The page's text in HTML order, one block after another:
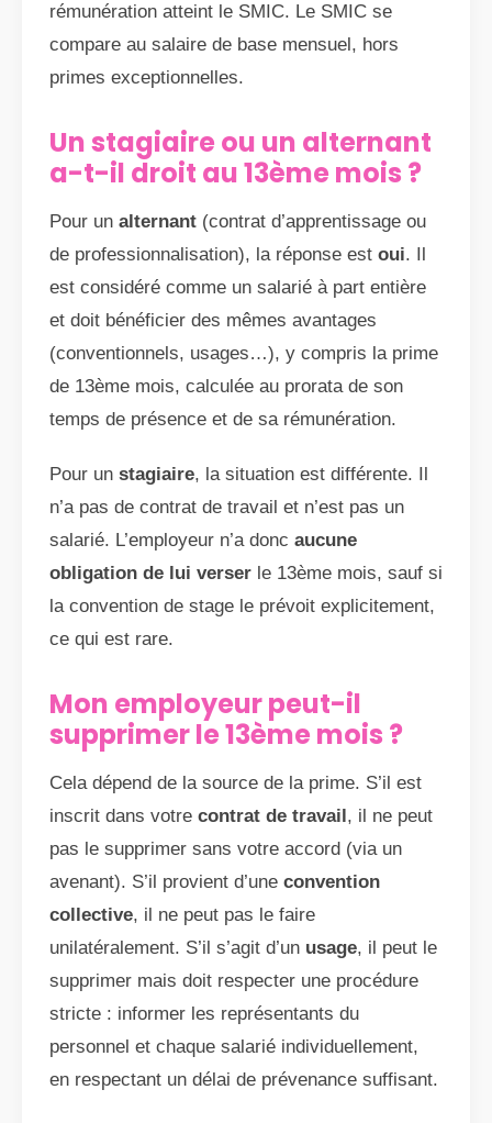
rémunération atteint le SMIC. Le SMIC se
compare au salaire de base mensuel, hors
primes exceptionnelles.
Un stagiaire ou un alternant
a-t-il droit au 13ème mois ?
Pour un alternant (contrat d’apprentissage ou
de professionnalisation), la réponse est oui. Il
est considéré comme un salarié à part entière
et doit bénéficier des mêmes avantages
(conventionnels, usages…), y compris la prime
de 13ème mois, calculée au prorata de son
temps de présence et de sa rémunération.
Pour un stagiaire, la situation est différente. Il
n’a pas de contrat de travail et n’est pas un
salarié. L’employeur n’a donc aucune
obligation de lui verser le 13ème mois, sauf si
la convention de stage le prévoit explicitement,
ce qui est rare.
Mon employeur peut-il
supprimer le 13ème mois ?
Cela dépend de la source de la prime. S’il est
inscrit dans votre contrat de travail, il ne peut
pas le supprimer sans votre accord (via un
avenant). S’il provient d’une convention
collective, il ne peut pas le faire
unilatéralement. S’il s’agit d’un usage, il peut le
supprimer mais doit respecter une procédure
stricte : informer les représentants du
personnel et chaque salarié individuellement,
en respectant un délai de prévenance suffisant.